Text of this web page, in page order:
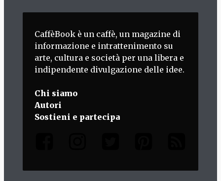
CaffèBook è un caffè, un magazine di
informazione e intrattenimento su
arte, cultura e società per una libera e
indipendente divulgazione delle idee.
Chi siamo
Autori
Sostieni e partecipa